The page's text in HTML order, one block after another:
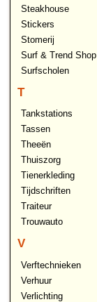
Steakhouse
Stickers
Stomerij
Surf & Trend Shop
Surfscholen
T
Tankstations
Tassen
Theeën
Thuiszorg
Tienerkleding
Tijdschriften
Traiteur
Trouwauto
V
Verftechnieken
Verhuur
Verlichting